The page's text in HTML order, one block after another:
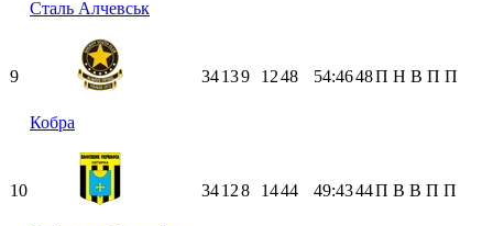
Сталь Алчевськ
9
Кобра
34139 1248 54:4648П Н В П П
10 34128 1444 49:4344П В В П П